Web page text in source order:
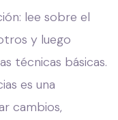
lee sobre el
y luego
técnicas básicas.
es una
cambios,